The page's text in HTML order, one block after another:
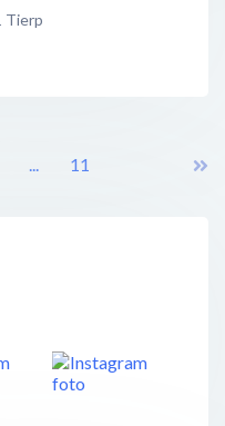
Tierp
... 11